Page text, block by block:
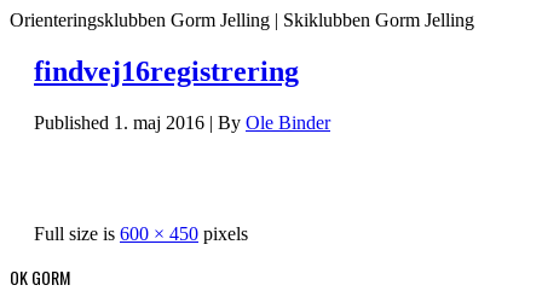
Orienteringsklubben Gorm Jelling | Skiklubben Gorm Jelling
findvej16registrering
Published 1. maj 2016 | By Ole Binder
Full size is 600 × 450 pixels
OK GORM